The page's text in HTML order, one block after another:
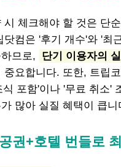
시 체크해야 할 것은 단
닷컴은 '후기 개수'와 '최
므로,
단기 이용자의
중요합니다. 또한, 트립
식 포함'이나 '무료 취소'
많아 실질 혜택이 큽니
권+호텔 번들로